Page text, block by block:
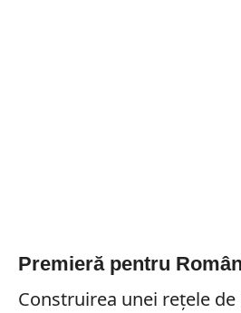
Premieră pentru
Construirea unei rețele